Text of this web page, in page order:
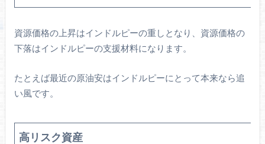
資源価格の上昇はインドルピーの重しとなり、資源価格の
下落はインドルピーの支援材料になります。
たとえば最近の原油安はインドルピーにとって本来なら追
い風です。
高リスク資産